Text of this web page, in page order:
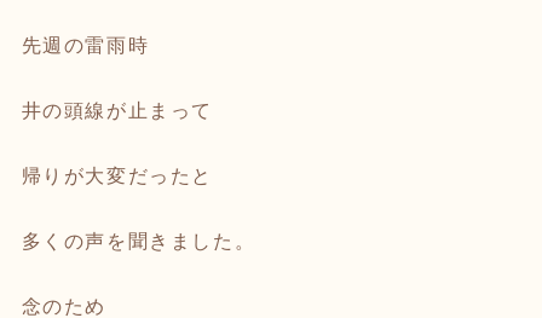
先週の雷雨時
井の頭線が止まって
帰りが大変だったと
多くの声を聞きました。
念のため